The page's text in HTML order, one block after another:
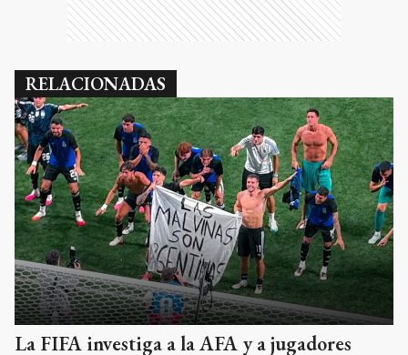
RELACIONADAS
La FIFA investiga a la AFA y a jugadores